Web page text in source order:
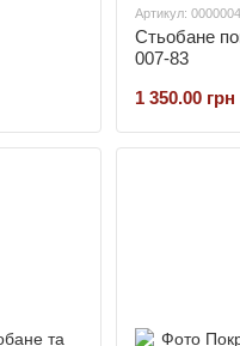
Артикул:
Стьобане
007-83
1 350.00 грн